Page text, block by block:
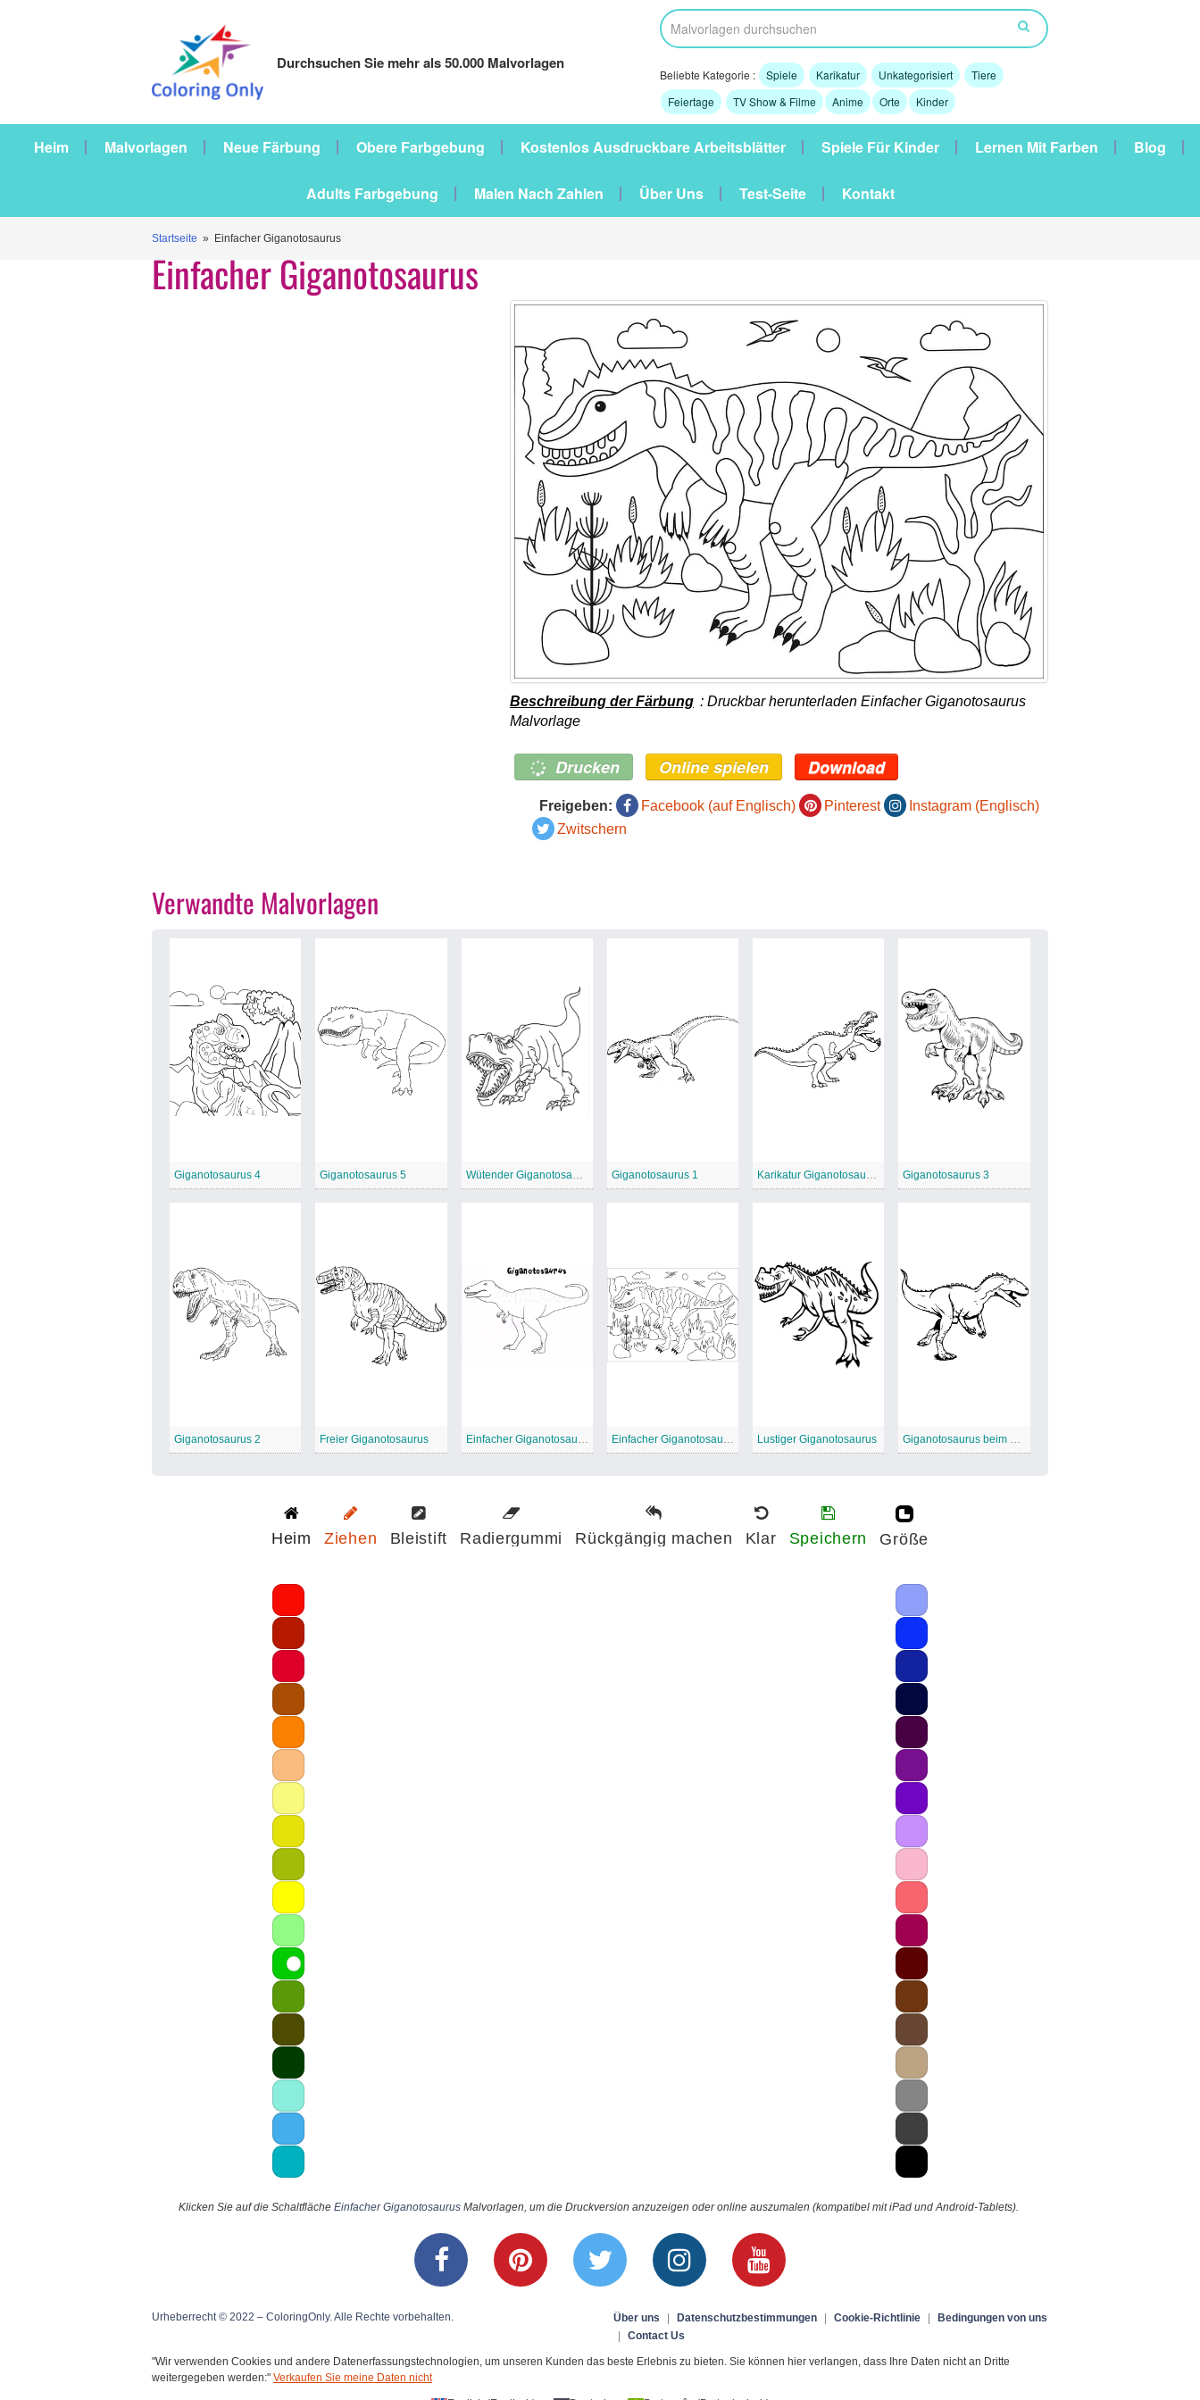
Durchsuchen Sie mehr als 50.000 Malvorlagen
Beliebte Kategorie : Spiele Karikatur Unkategorisiert
Tiere
Feiertage
TV Show & Filme Anime Orte Kinder
Heim Malvorlagen Neue Färbung Obere Farbgebung Kostenlos Ausdruckbare Arbeitsblätter Spiele Für Kinder Lernen Mit Farben Blog
Adults Farbgebung Malen Nach Zahlen Über Uns Test-Seite Kontakt
Startseite » Einfacher Giganotosaurus
Einfacher Giganotosaurus
Beschreibung der Färbung : Druckbar herunterladen Einfacher Giganotosaurus
Malvorlage
Drucken Online spielen Download
Freigeben: Facebook (auf Englisch) Pinterest
Instagram (Englisch)
Zwitschern
Verwandte Malvorlagen
Giganotosaurus 4 Giganotosaurus 5 Wütender Giganotosaurus Giganotosaurus 1 Karikatur Giganotosaurus Giganotosaurus 3
Giganotosaurus 2 Freier Giganotosaurus Einfacher Giganotosaurus Einfacher Giganotosaurus Lustiger Giganotosaurus Giganotosaurus beim Laufen
Heim Ziehen Bleistift Radiergummi Rückgängig machen Klar Speichern Größe
Klicken Sie auf die Schaltfläche Einfacher Giganotosaurus Malvorlagen, um die Druckversion anzuzeigen oder online auszumalen (kompatibel mit iPad und Android-Tablets).
Urheberrecht © 2022 – ColoringOnly. Alle Rechte vorbehalten. Über uns Datenschutzbestimmungen Cookie-Richtlinie
Bedingungen von uns
Contact Us
"Wir verwenden Cookies und andere Datenerfassungstechnologien, um unseren Kunden das beste Erlebnis zu bieten. Sie können hier verlangen, dass Ihre Daten nicht an Dritte
weitergegeben werden:" Verkaufen Sie meine Daten nicht